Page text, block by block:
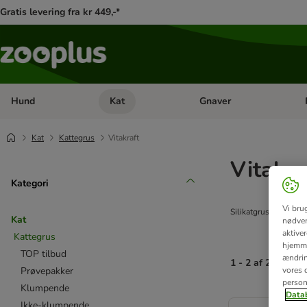
Gratis levering fra kr 449,-*
Hund Åben kategori menu: Hund
Kat Åben kategori menu: Kat
Gnaver
Kat Kattegrus Vitakraft
Kategori
Kat
Kattegrus
TOP tilbud
Prøvepakker
Klumpende
Silikatgrus fra
1 - 2 af 2
product items
Vi
vores